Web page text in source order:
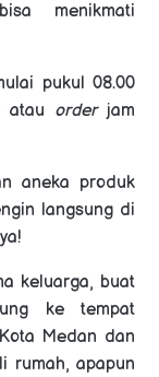
menikmati
pukul 08.00
atau orderjam
aneka produk
langsung di
keluarga, buat
ke tempat
Medan dan
rumah, apapun